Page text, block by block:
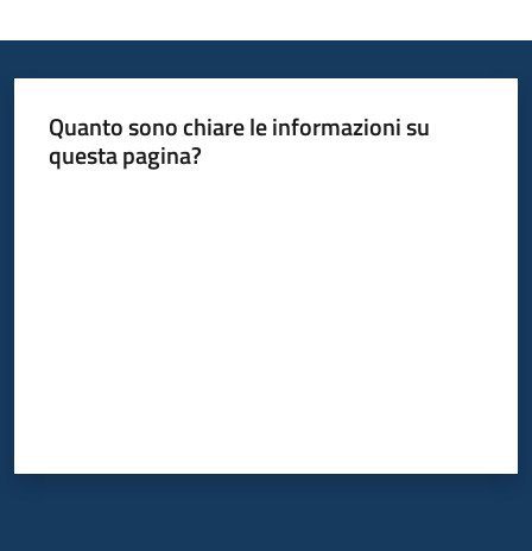
Quanto sono chiare le informazioni su
questa pagina?